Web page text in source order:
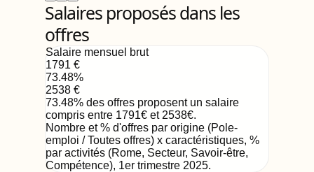
Salaires proposés dans les
offres
Salaire mensuel brut
1791 €
73.48%
2538 €
73.48% des offres proposent un salaire
compris entre 1791€ et 2538€.
Nombre et % d'offres par origine (Pole-
emploi / Toutes offres) x caractéristiques, %
par activités (Rome, Secteur, Savoir-être,
Compétence), 1er trimestre 2025.